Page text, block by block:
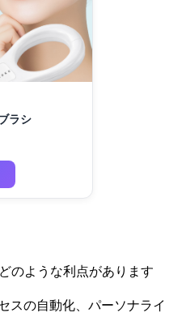
ラシ
のような利点があります
スの自動化、パーソナライ